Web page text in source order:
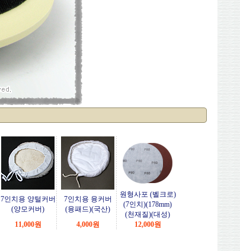
7인치용 양털커버
(양모커버)
7인치용 융커버
(융패드)(국산)
원형사포 (벨크로)
(7인치)(178mm)
(천재질)(대성)
11,000원 4,000원 12,000원